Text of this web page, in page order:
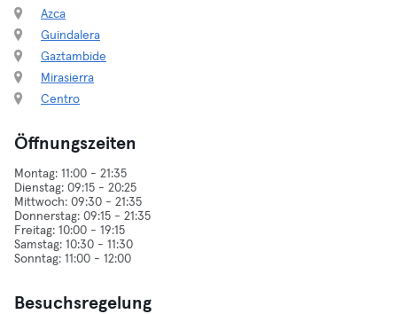
Azca
Guindalera
Gaztambide
Mirasierra
Centro
Öffnungszeiten
Montag: 11:00 - 21:35
Dienstag: 09:15 - 20:25
Mittwoch: 09:30 - 21:35
Donnerstag: 09:15 - 21:35
Freitag: 10:00 - 19:15
Samstag: 10:30 - 11:30
Besuchsregelung